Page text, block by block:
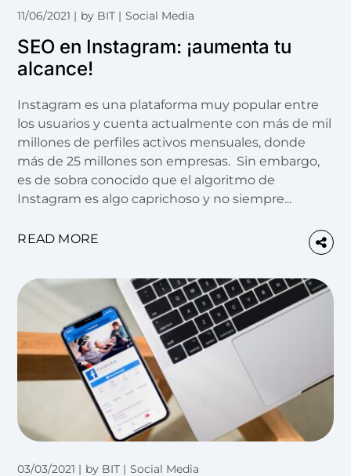
11/06/2021 by BIT Social Media
SEO en Instagram: ¡aumenta tu
alcance!
Instagram es una plataforma muy popular entre
los usuarios y cuenta actualmente con más de mil
millones de perfiles activos mensuales, donde
más de 25 millones son empresas. Sin embargo,
es de sobra conocido que el algoritmo de
Instagram es algo caprichoso y no siempre...
READ MORE
03/03/2021 by BIT Social Media